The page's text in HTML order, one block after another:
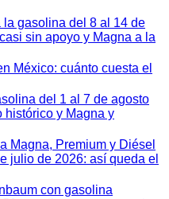
gasolina del 8 al 14 de
sin apoyo y Magna a la
México: cuánto cuesta el
del 1 al 7 de agosto
histórico y Magna y
Magna, Premium y Diésel
julio de 2026: así queda el
con gasolina